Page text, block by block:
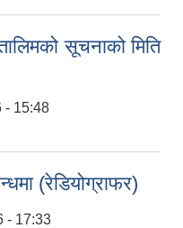
सूचनाको मिति
- 15:48
(रेडियोग्राफर)
- 17:33